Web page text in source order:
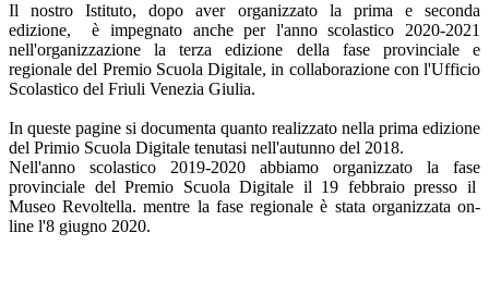
Il nostro Istituto, dopo aver organizzato la prima e seconda
edizione, è impegnato anche per l'anno scolastico 2020-2021
nell'organizzazione la terza edizione della fase provinciale e
regionale del Premio Scuola Digitale, in collaborazione con l'Ufficio
Scolastico del Friuli Venezia Giulia.
In queste pagine si documenta quanto realizzato nella prima edizione
del Primio Scuola Digitale tenutasi nell'autunno del 2018.
Nell'anno scolastico 2019-2020 abbiamo organizzato la fase
provinciale del Premio Scuola Digitale il 19 febbraio presso il
Museo Revoltella. mentre la fase regionale è stata organizzata on-
line l'8 giugno 2020.